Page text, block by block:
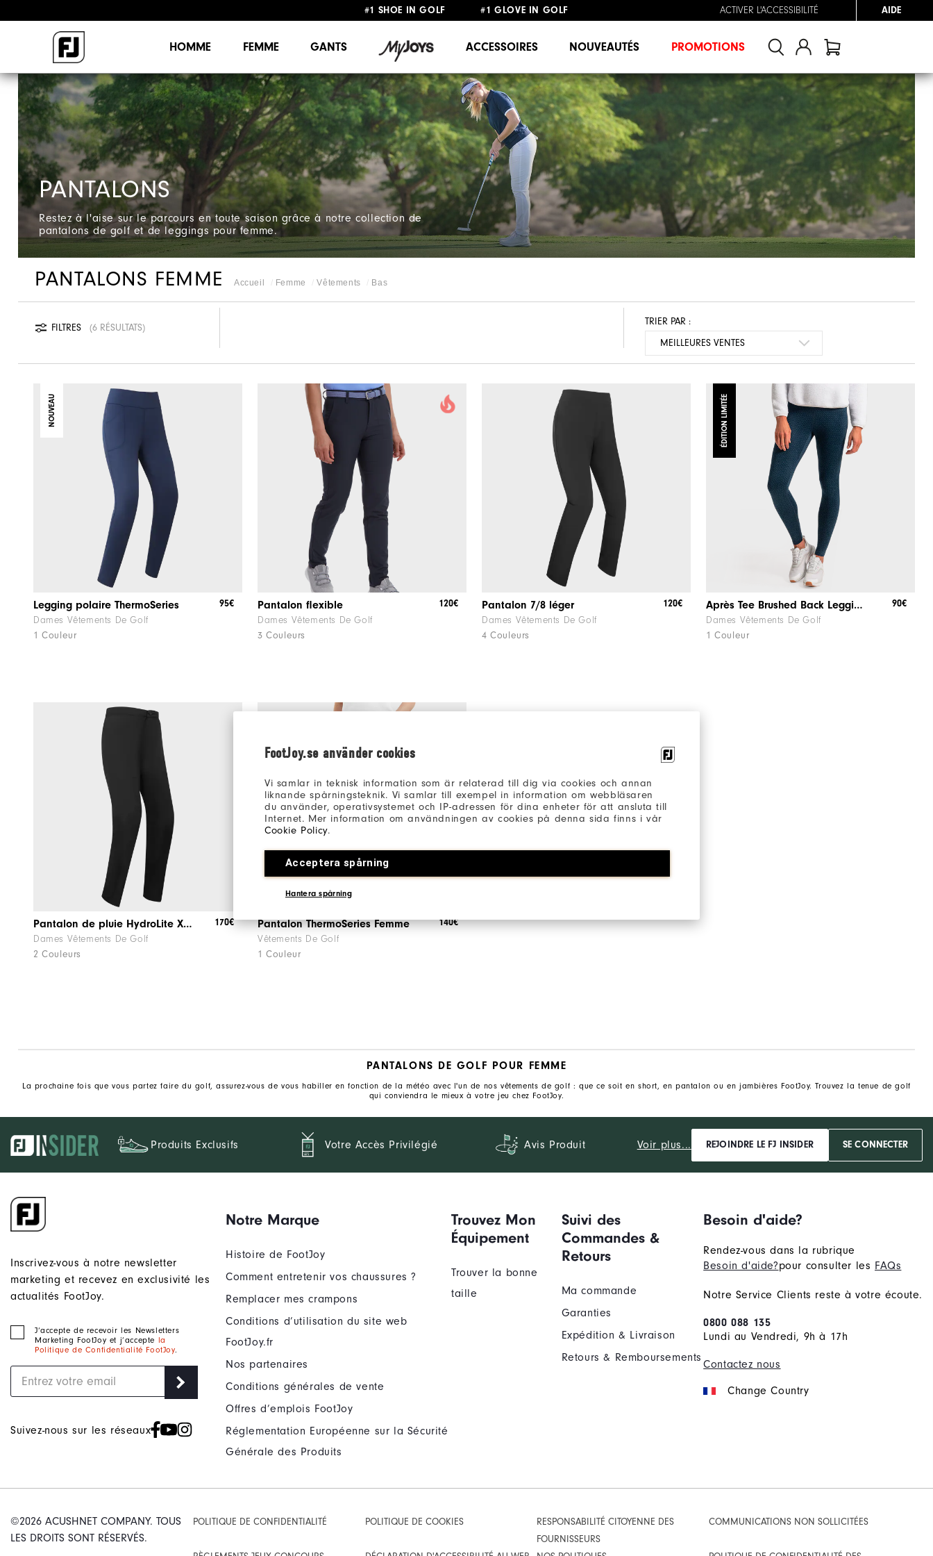
FootJoy.se använder cookies
Vi samlar in teknisk information som är relaterad till dig via cookies och annan
liknande spårningsteknik. Vi samlar till exempel in information om webbläsaren
du använder, operativsystemet och IP-adressen för dina enheter för att ansluta till
Internet. Mer information om användningen av cookies på denna sida finns i vår
Cookie Policy.
Acceptera spårning
Hantera spårning
#1 SHOE IN GOLF #1 GLOVE IN GOLF
ACTIVER L'ACCESSIBILITÉ AIDE
HOMME FEMME GANTS ACCESSOIRES NOUVEAUTÉS PROMOTIONS
PANTALONS
Restez à l'aise sur le parcours en toute saison grâce à notre collection de
pantalons de golf et de leggings pour femme.
Accueil Femme Vêtements Bas
PANTALONS FEMME
FILTRES 6 RÉSULTATS
TRIER PAR :
NOUVEAU
Legging polaire ThermoSeries
Dames Vêtements De Golf
1 Couleur
95€ Pantalon flexible
Dames Vêtements De Golf
3 Couleurs
120€ Pantalon 7/8 léger
Dames Vêtements De Golf
4 Couleurs
120€
ÉDITION LIMITÉE
Après Tee Brushed Back Leggings Women
Dames Vêtements De Golf
1 Couleur
90€
Pantalon de pluie HydroLite X Femme
Dames Vêtements De Golf
2 Couleurs
170€ Pantalon ThermoSeries Femme
Vêtements De Golf
1 Couleur
140€
PANTALONS DE GOLF POUR FEMME
La prochaine fois que vous partez faire du golf, assurez-vous de vous habiller en fonction de la météo avec l'un de nos vêtements de golf : que ce soit en short, en pantalon ou en jambières FootJoy. Trouvez la tenue de golf
qui conviendra le mieux à votre jeu chez FootJoy.
Produits Exclusifs Votre Accès Privilégié Avis Produit Voir plus... REJOINDRE LE FJ INSIDER SE CONNECTER
Inscrivez-vous à notre newsletter
marketing et recevez en exclusivité les
actualités FootJoy.
J‘accepte de recevoir les Newsletters
Marketing FootJoy et j’accepte la
Politique de Confidentialité FootJoy.
Suivez-nous sur les réseaux
Notre Marque
Histoire de FootJoy
Comment entretenir vos chaussures ?
Remplacer mes crampons
Conditions d’utilisation du site web
FootJoy.fr
Nos partenaires
Conditions générales de vente
Offres d’emplois FootJoy
Réglementation Européenne sur la Sécurité
Générale des Produits
Trouvez Mon
Équipement
Trouver la bonne
taille
Suivi des
Commandes &
Retours
Ma commande
Garanties
Expédition & Livraison
Retours & Remboursements
Besoin d'aide?
Rendez-vous dans la rubrique
Besoin d'aide?pour consulter les FAQs
Notre Service Clients reste à votre écoute.
0800 088 135
Lundi au Vendredi, 9h à 17h
Contactez nous
Change Country
©2026 ACUSHNET COMPANY. TOUS
LES DROITS SONT RÉSERVÉS.
POLITIQUE DE CONFIDENTIALITÉ POLITIQUE DE COOKIES
RESPONSABILITÉ CITOYENNE DES
FOURNISSEURS
COMMUNICATIONS NON SOLLICITÉES